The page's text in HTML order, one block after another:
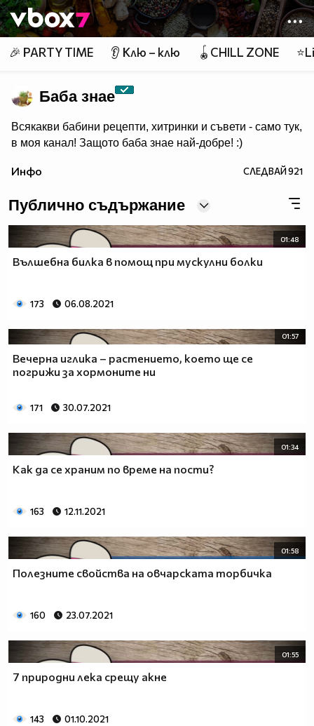
Member of
👾
🎉 PARTY TIME 👂 Клю – клю 🪀CHILL ZONE
Баба знае
Всякакви бабини рецепти, хитринки и съвети - само тук,
в моя канал! Защото баба знае най-добре! :)
Инфо СЛЕДВАЙ921
Публично съдържание
01:48
Вълшебна билка в помощ при мускулни болки
173 06.08.2021
01:57
Вечерна иглика – растението, което ще се
погрижи за хормоните ни
171 30.07.2021
01:34
Как да се храним по време на пости?
163 12.11.2021
01:58
Полезните свойства на овчарската торбичка
160 23.07.2021
01:55
7 природни лека срещу акне
143 01.10.2021